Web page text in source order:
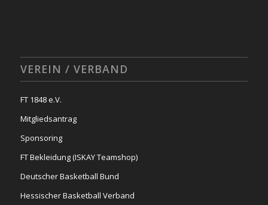
VEREIN / VERBAND
FT 1848 e.V.
Mitgliedsantrag
Sponsoring
FT Bekleidung (ISKAY Teamshop)
Deutscher Basketball Bund
Hessischer Basketball Verband